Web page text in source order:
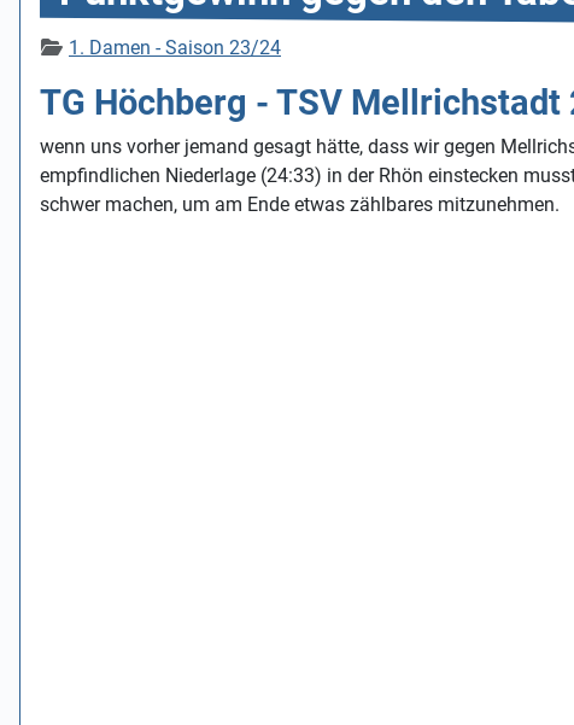
Details1. Damen - Saison 23/24
TG Höchberg - TSV
wenn uns vorher jemand gesagt hätte, dass wir gegen
empfindlichen Niederlage (24:33) in der Rhön einstecken
schwer machen, um am Ende etwas zählbares mitzunehmen.